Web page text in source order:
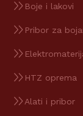
Boje i lakovi
Pribor za
HTZ oprema
Alati i pribor